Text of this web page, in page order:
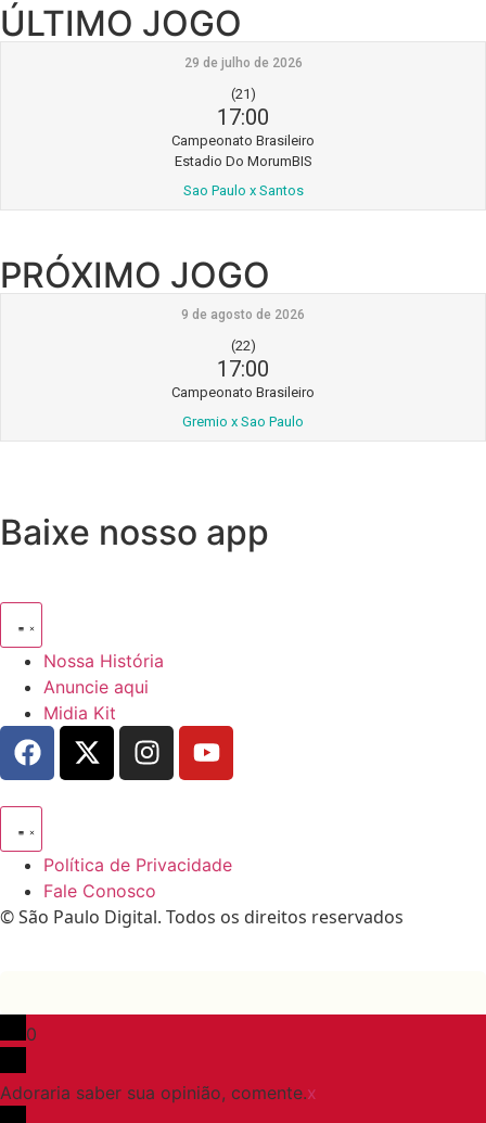
ÚLTIMO JOGO
29 de julho de 2026
(21)
17:00
Campeonato Brasileiro
Estadio Do MorumBIS
Sao Paulo x Santos
PRÓXIMO JOGO
9 de agosto de 2026
(22)
17:00
Campeonato Brasileiro
Gremio x Sao Paulo
Baixe nosso app
Nossa História
Anuncie aqui
Midia Kit
Política de Privacidade
Fale Conosco
© São Paulo Digital. Todos os direitos reservados
0
Adoraria saber sua opinião, comente.x